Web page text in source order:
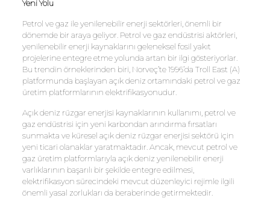
Yeni Yolu
Petrol ve gaz ile yenilenebilir enerji sektörleri, önemli bir
dönemde bir araya geliyor. Petrol ve gaz endüstrisi aktörleri,
yenilenebilir enerji kaynaklarını geleneksel fosil yakıt
projelerine entegre etme yolunda artan bir ilgi gösteriyorlar.
Bu trendin örneklerinden biri, Norveç’te 1996’da Troll East (A)
platformunda başlayan açık deniz ortamındaki petrol ve gaz
üretim platformlarının elektrifikasyonudur.
Açık deniz rüzgar enerjisi kaynaklarının kullanımı, petrol ve
gaz endüstrisi için yeni karbondan arındırma fırsatları
sunmakta ve küresel açık deniz rüzgar enerjisi sektörü için
yeni ticari olanaklar yaratmaktadır. Ancak, mevcut petrol ve
gaz üretim platformlarıyla açık deniz yenilenebilir enerji
varlıklarının başarılı bir şekilde entegre edilmesi,
elektrifikasyon sürecindeki mevcut düzenleyici rejimle ilgili
önemli yasal zorlukları da beraberinde getirmektedir.